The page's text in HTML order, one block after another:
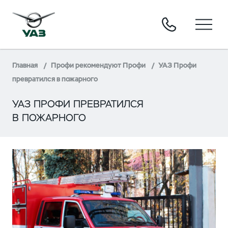
Главная Профи рекомендуют Профи
УАЗ Профи
превратился в пожарного
УАЗ ПРОФИ ПРЕВРАТИЛСЯ
В ПОЖАРНОГО